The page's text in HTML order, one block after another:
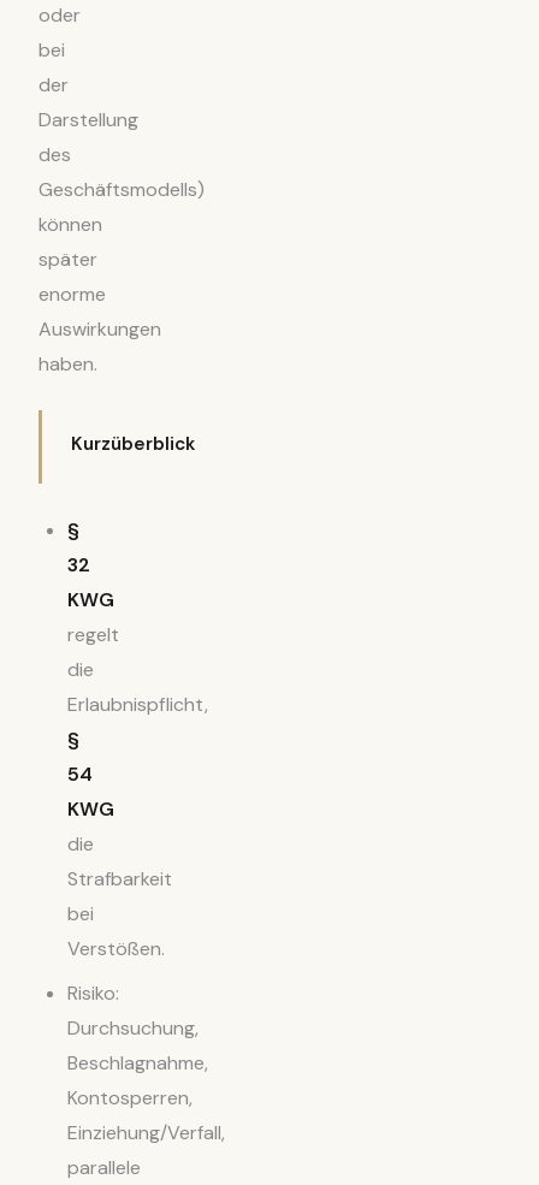
oder
bei
der
Darstellung
des
Geschäftsmodells)
können
später
enorme
Auswirkungen
haben.
Kurzüberblick
§
32
KWG
regelt
die
Erlaubnispflicht,
§
54
KWG
die
Strafbarkeit
bei
Verstößen.
Risiko:
Durchsuchung,
Beschlagnahme,
Kontosperren,
Einziehung/Verfall,
parallele